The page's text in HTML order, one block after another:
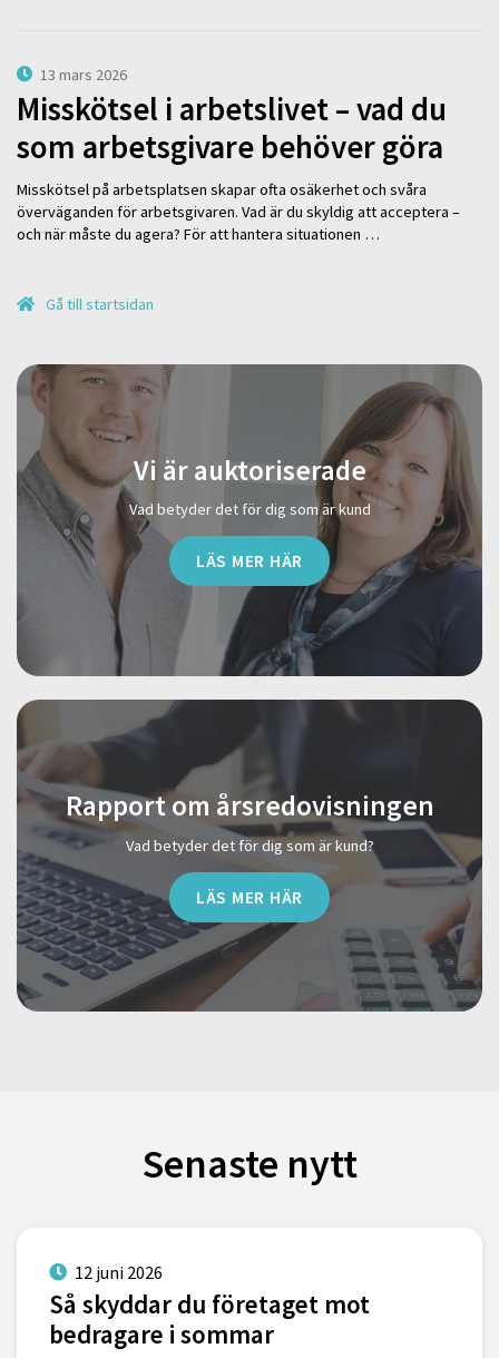
13 mars 2026
Misskötsel i arbetslivet – vad du
som arbetsgivare behöver göra
Misskötsel på arbetsplatsen skapar ofta osäkerhet och svåra
överväganden för arbetsgivaren. Vad är du skyldig att acceptera –
och när måste du agera? För att hantera situationen …
Gå till startsidan
Vi är auktoriserade
Vad betyder det för dig som är kund
LÄS MER HÄR
Rapport om årsredovisningen
Vad betyder det för dig som är kund?
LÄS MER HÄR
Senaste nytt
12 juni 2026
Så skyddar du företaget mot
bedragare i sommar